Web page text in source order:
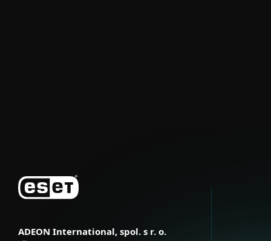
ADEON International, spol. s r. o.